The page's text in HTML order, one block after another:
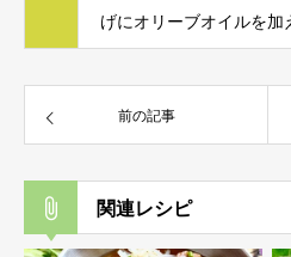
げにオリーブオイルを加
前の記事
関連レシピ